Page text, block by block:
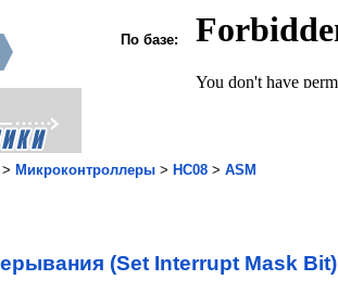
По базе:
> Микроконтроллеры > HC08 > ASM
(Set Interrupt Mask Bit)